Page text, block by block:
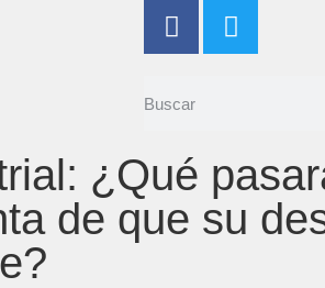
¿Qué
de que su